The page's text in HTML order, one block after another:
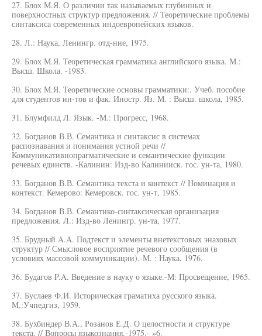
27. Блох М.Я. О различии так называемых глубинных и
поверхностных структур предложения. // Теоретические проблемы
синтаксиса современных индоевропейских языков.
28. Л.: Наука, Ленингр. отд-ние, 1975.
29. Блох М.Я. Теоретическая грамматика английского языка. М.:
Высш. Школа. -1983.
30. Блох М.Я. Теоретические основы грамматики:. Учеб. пособие
для студентов ин-тов и фак. Иностр. Яз. М. : Высш. школа, 1985.
31. Блумфилд Л. Язык. -М.: Прогресс, 1968.
32. Богданов В.В. Семантика и синтаксис в системах
распознавания и понимания устной речи //
Коммуникативнопрагматические и семантические функции
речевых единств. -Калинин: Изд-во Калинииск. гос. ун-та, 1980.
33. Богданов В.В. Семантика техста и контекст // Номинация и
контекст. Кемерово: Кемеровск. гос. ун-т, 1985.
34. Богданов В.В. Семантико-синтаксическая организация
предложения. Л.: Изд-во Ленингр. ун-та, 1977.
35. Брудный A.A. Подтекст и элементы внетекстовых энаховых
структур // Смысловое восприятие речевого сообщения (в
условиях массовой коммуникации).-М. : Наука, 1976.
36. Будагов P.A. Введение в науку о языке.-М: Просвещение, 1965.
37. Буслаев Ф.И. Историческая граматиха русского языка.
М.:Учпедгиз, 1959.
38. Бухбиндер В.А., Розанов Е.Д. О целостности и структуре
текста. // Вопросы языкознания.-1975.- »6.